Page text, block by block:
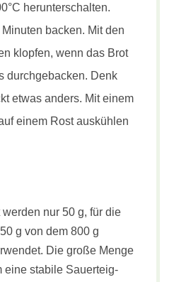
herunterschalten.
Minuten backen. Mit den
klopfen, wenn das Brot
durchgebacken. Denk
etwas anders. Mit einem
einem Rost auskühlen
nur 50 g, für die
g von dem 800 g
Die große Menge
eine stabile Sauerteig-